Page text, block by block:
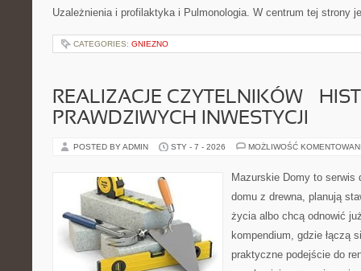
Uzależnienia i profilaktyka i Pulmonologia. W centrum tej strony
CATEGORIES: GNIEZNO
REALIZACJE CZYTELNIKÓW –
PRAWDZIWYCH INWESTYCJI
POSTED BY ADMIN STY - 7 - 2026 MOŻLIWOŚĆ
Mazurskie Domy to serwis
domu z drewna, planują
życia albo chcą odnowić
kompendium, gdzie łączą
praktyczne podejście do